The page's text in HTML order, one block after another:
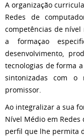
A organização
Redes de
competências de
a formaçao
desenvolvimento,
tecnologias de forma
sintonizadas com o
promissor.
Ao integralizar a sua
Nível Médio em
perfil que lhe permita